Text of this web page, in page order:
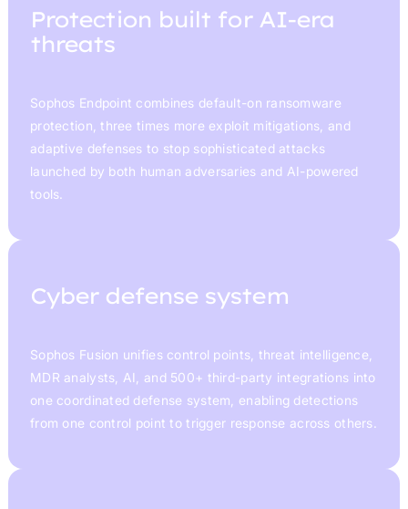
Protection built for AI-era
threats
Sophos Endpoint combines default-on ransomware
protection, three times more exploit mitigations, and
adaptive defenses to stop sophisticated attacks
launched by both human adversaries and AI-powered
tools.
Cyber defense system
Sophos Fusion unifies control points, threat intelligence,
MDR analysts, AI, and 500+ third-party integrations into
one coordinated defense system, enabling detections
from one control point to trigger response across others.